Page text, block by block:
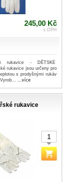
245,00 Kč
s DPH
rukavice - DĚTSKÉ
rukavice jsou určeny pro
s prodyšnými rukáv
...více
rukavice